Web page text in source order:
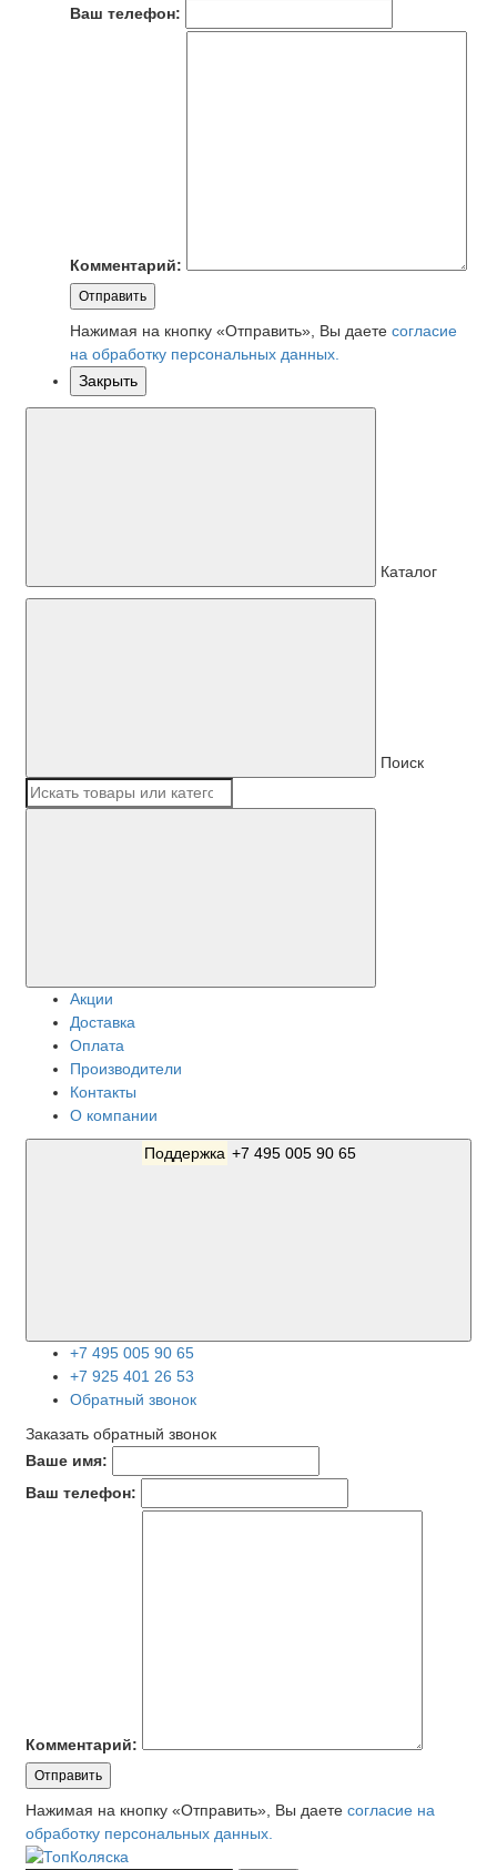
Ваш телефон:
Комментарий:
Отправить
Нажимая на кнопку «Отправить», Вы даете согласие
на обработку персональных данных.
Закрыть
Каталог
Поиск
Акции
Доставка
Оплата
Производители
Контакты
О компании
Поддержка +7 495 005 90 65
+7 495 005 90 65
+7 925 401 26 53
Обратный звонок
Заказать обратный звонок
Ваше имя:
Ваш телефон:
Комментарий:
Отправить
Нажимая на кнопку «Отправить», Вы даете согласие на
обработку персональных данных.